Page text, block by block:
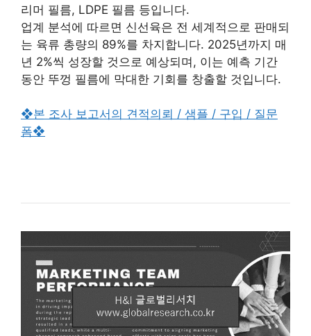
리머 필름, LDPE 필름 등입니다.
업계 분석에 따르면 신선육은 전 세계적으로 판매되
는 육류 총량의 89%를 차지합니다. 2025년까지 매
년 2%씩 성장할 것으로 예상되며, 이는 예측 기간
동안 뚜껑 필름에 막대한 기회를 창출할 것입니다.
❖본 조사 보고서의 견적의뢰 / 샘플 / 구입 / 질문
폼❖